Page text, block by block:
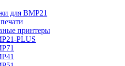
для BMP21
принтеры
PLUS